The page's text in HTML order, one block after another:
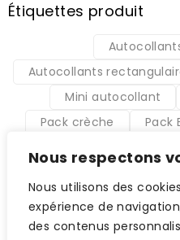
Nous respectons
Nous utilisons des
expérience de
des contenus
Étiquettes produit
Autocollants
Mini autocollant
Pack crèche
Pack
© Ecomall. All